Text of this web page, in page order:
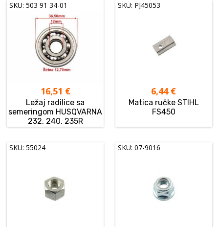
SKU: 503 91 34-01
16,51 €
Ležaj radilice sa
semeringom HUSQVARNA
232, 240, 235R
SKU: PJ45053
6,44 €
Matica ručke STIHL
FS450
SKU: 55024 SKU: 07-9016